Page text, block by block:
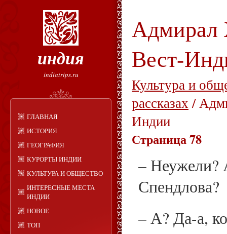
индия
indiatrips.ru
ГЛАВНАЯ
ИСТОРИЯ
ГЕОГРАФИЯ
КУРОРТЫ ИНДИИ
КУЛЬТУРА И ОБЩЕСТВО
ИНТЕРЕСНЫЕ МЕСТА
ИНДИИ
НОВОЕ
ТОП
Адмирал
Вест-
Культура и
рассказах/
Индии
Страница 78
– Неужели?
Спендлова?
– А? Да-а,